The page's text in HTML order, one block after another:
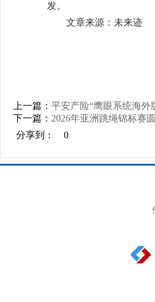
发。
文章来源：未来迹
上一篇： 平安产险“鹰眼系统海外
下一篇： 2026年亚洲跳绳锦标赛
分享到：
0